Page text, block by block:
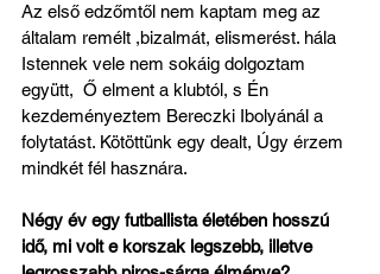
Az első edzőmtől nem kaptam meg az
általam remélt ,bizalmát, elismerést. hála
Istennek vele nem sokáig dolgoztam
együtt,  Ő elment a klubtól, s Én
kezdeményeztem Bereczki Ibolyánál a
folytatást. Kötöttünk egy dealt, Úgy érzem
mindkét fél hasznára.
Négy év egy futballista életében hosszú
idő, mi volt e korszak legszebb, illetve